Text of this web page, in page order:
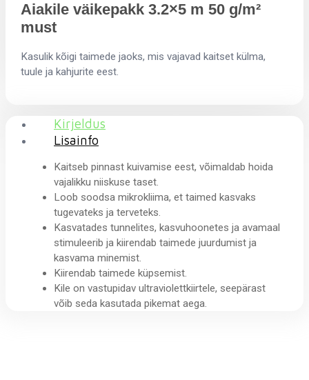
Aiakile väikepakk 3.2×5 m 50 g/m²
must
Kasulik kõigi taimede jaoks, mis vajavad kaitset külma,
tuule ja kahjurite eest.
Kirjeldus
Lisainfo
Kaitseb pinnast kuivamise eest, võimaldab hoida
vajalikku niiskuse taset.
Loob soodsa mikrokliima, et taimed kasvaks
tugevateks ja terveteks.
Kasvatades tunnelites, kasvuhoonetes ja avamaal
stimuleerib ja kiirendab taimede juurdumist ja
kasvama minemist.
Kiirendab taimede küpsemist.
Kile on vastupidav ultraviolettkiirtele, seepärast
võib seda kasutada pikemat aega.